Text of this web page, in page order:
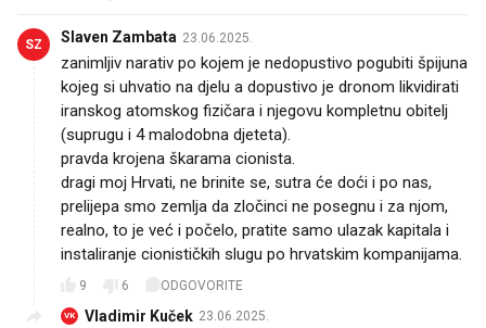
SZ Slaven Zambata 23.06.2025.
zanimljiv narativ po kojem je nedopustivo pogubiti špijuna
kojeg si uhvatio na djelu a dopustivo je dronom likvidirati
iranskog atomskog fizičara i njegovu kompletnu obitelj
(suprugu i 4 malodobna djeteta).
pravda krojena škarama cionista.
dragi moj Hrvati, ne brinite se, sutra će doći i po nas,
prelijepa smo zemlja da zločinci ne posegnu i za njom,
realno, to je već i počelo, pratite samo ulazak kapitala i
instaliranje cionističkih slugu po hrvatskim kompanijama.
9 6 ODGOVORITE
VK Vladimir Kuček 23.06.2025.